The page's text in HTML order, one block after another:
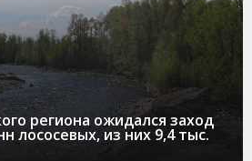
региона ожидался заход
лососевых, из них 9,4 тыс.